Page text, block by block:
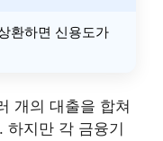
환하면 신용도가
개의 대출을 합쳐
하지만 각 금융기